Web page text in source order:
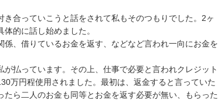
合っていこうと話をされて私もそのつもりでした。2ヶ
的に話し始めました。
、借りているお金を返す、などなど言われ一向にお金を
払っています。その上、仕事で必要と言われクレジット
万円程使用されました。最初は、返金すると言っていた
ら二人のお金も同等とお金を返す必要が無い、もらった